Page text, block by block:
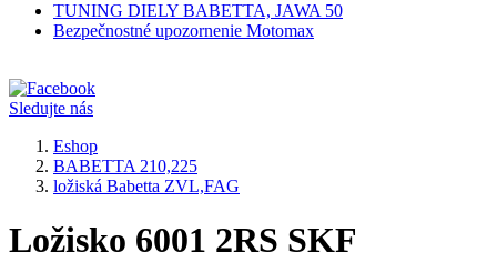
TUNING DIELY BABETTA, JAWA 50
Bezpečnostné upozornenie Motomax
Sledujte nás
Eshop
BABETTA 210,225
ložiská Babetta ZVL,FAG
Ložisko 6001 2RS SKF